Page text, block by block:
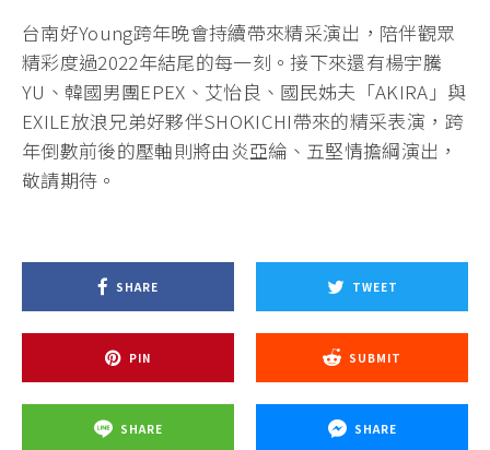
台南好Young跨年晚會持續帶來精采演出，陪伴觀眾
精彩度過2022年結尾的每一刻。接下來還有楊宇騰
YU、韓國男團EPEX、艾怡良、國民姊夫「AKIRA」與
EXILE放浪兄弟好夥伴SHOKICHI帶來的精采表演，跨
年倒數前後的壓軸則將由炎亞綸、五堅情擔綱演出，
敬請期待。
SHARE TWEET
PIN SUBMIT
SHARE SHARE